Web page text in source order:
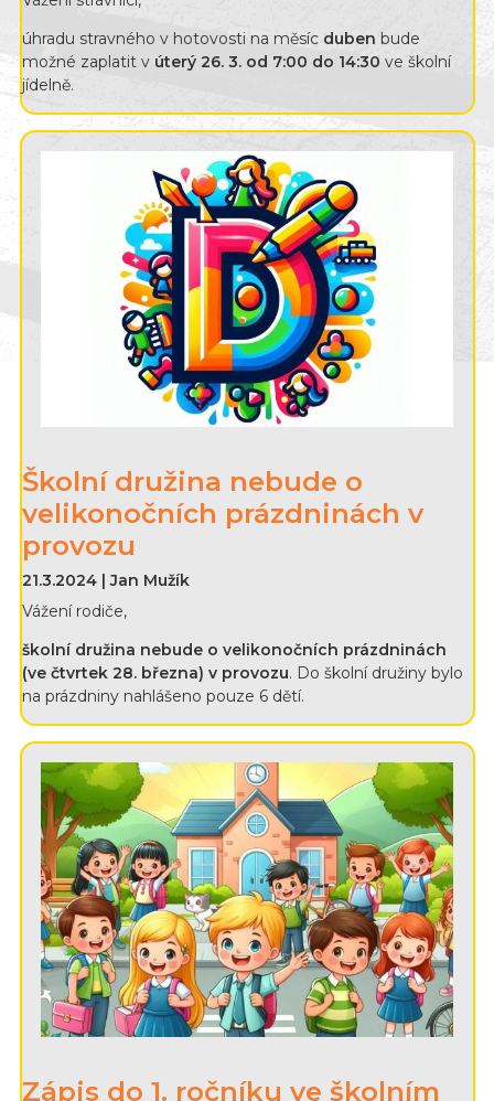
úhradu stravného v hotovosti na měsíc duben bude
možné zaplatit v úterý 26. 3. od 7:00 do 14:30 ve školní
jídelně.
Školní družina nebude o
velikonočních prázdninách v
provozu
21.3.2024 | Jan Mužík
Vážení rodiče,
školní družina nebude o velikonočních prázdninách
(ve čtvrtek 28. března) v provozu. Do školní družiny bylo
na prázdniny nahlášeno pouze 6 dětí.
Zápis do 1. ročníku ve školním